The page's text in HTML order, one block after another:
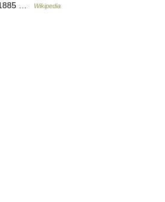
1885 …
Wikipedia